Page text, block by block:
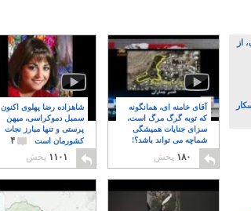
از
شاهزاده رضا پهلوی اکنون
سمبل دموکراسی، میهن
پرستی و تنها مبارز نجات
کشورمان است
۴
۱۱۰۱ پخش
آقای خامنه ای، همانگونه
که توبه گرگ مرگ است،
سزای جنایات همیشگی
شماچه می تواند باشد؟!
۸
۱۸۰ پخش